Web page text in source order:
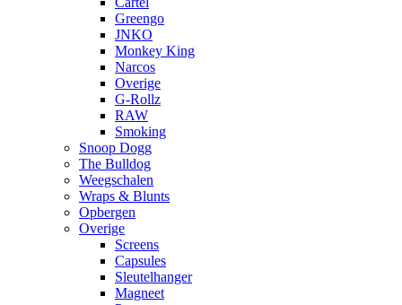
Greengo
JNKO
Monkey King
Narcos
Overige
G-Rollz
RAW
Smoking
Snoop Dogg
The Bulldog
Weegschalen
Wraps & Blunts
Opbergen
Overige
Screens
Capsules
Sleutelhanger
Magneet